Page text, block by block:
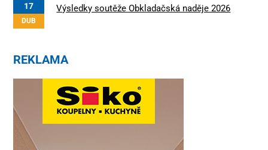
17
DUB
Výsledky soutěže Obkladačská naděje 2026
REKLAMA